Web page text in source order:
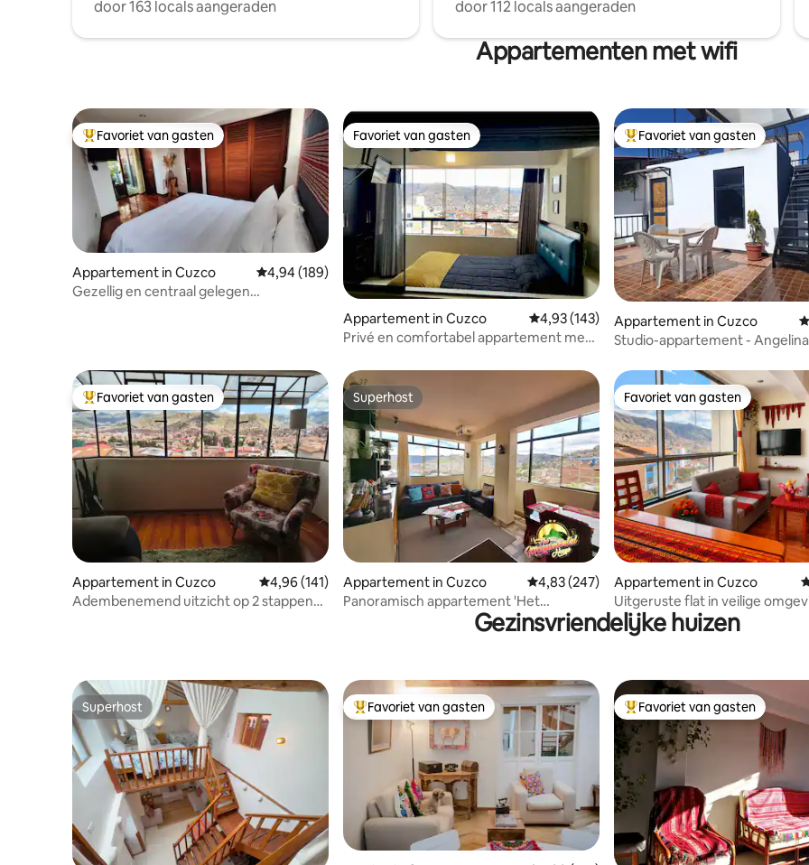
door 163 locals aangeraden
door 112 locals aangeraden
Appartementen met wifi
Topfavoriet van gasten
Favoriet van gasten
Appartement in Cuzco Gemiddelde beoordeling van 4,94 uit 5, 189 recensies
4,94 (189)
Gezellig en centraal gelegen
Favoriet van gasten
Favoriet van gasten
Appartement in Cuzco Gemiddelde beoordeling van 4,93 uit 5, 143
4,93 (143)
Privé en comfortabel appartement met
Topfavoriet van gasten
Favoriet van gasten
Appartement in Cuzco
Studio-appartement - Angelina
Topfavoriet van gasten
Favoriet van gasten
Appartement in Cuzco Gemiddelde beoordeling van 4,96 uit 5, 141 recensies
4,96 (141)
Adembenemend uitzicht op 2 stappen
Superhost
Superhost
Appartement in Cuzco Gemiddelde beoordeling van 4,83 uit 5, 247
4,83 (247)
Panoramisch appartement 'Het
Favoriet van gasten
Favoriet van gasten
Appartement in Cuzco
Uitgeruste flat in veilige
prachtig uitzicht |Cusco
Gezinsvriendelijke huizen
Superhost
Superhost Topfavoriet van gasten
Favoriet van gasten Topfavoriet van gasten
Favoriet van gasten